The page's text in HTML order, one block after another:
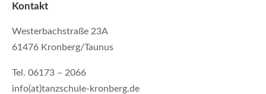
Kontakt
Westerbachstraße 23A
61476 Kronberg/Taunus
Tel. 06173 – 2066
info(at)tanzschule-kronberg.de